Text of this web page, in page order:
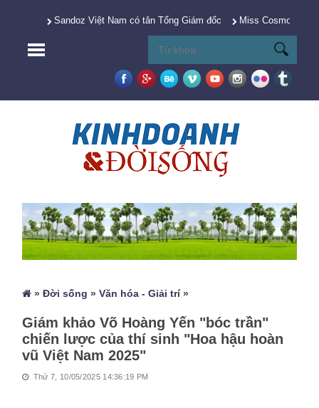
Sandoz Việt Nam có tân Tổng Giám đốc Miss Cosmo 2025
»Đời sống »Văn hóa - Giải trí»
Giám khảo Võ Hoàng Yến "bóc trần"
chiến lược của thí sinh "Hoa hậu hoàn
vũ Việt Nam 2025"
Thứ 7, 10/05/2025 14:36:19 PM